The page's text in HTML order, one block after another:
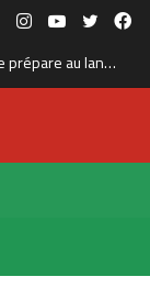
InstagramYouTube